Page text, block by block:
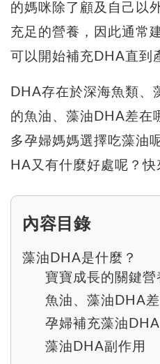
的媽咪除了顧及自己以
充足的營養，因此通常
可以開始補充DHA直到
DHA存在於深海魚類、
的魚油、藻油DHA差在
多孕婦媽媽選擇吃藻油
HA又有什麼好處呢？快
內容目錄
藻油DHA是什麼？
寶寶成長的關鍵營
魚油、藻油DHA
孕婦補充藻油
藻油DHA副作用